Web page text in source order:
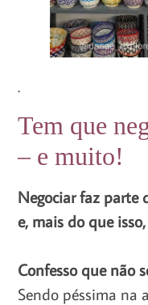
.
Tem que
– e muito!
Negociar faz parte
e, mais do que
Confesso que não
Sendo péssima na